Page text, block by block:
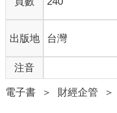
出版地 台灣
注音
電子書 ＞ 財經企管 ＞